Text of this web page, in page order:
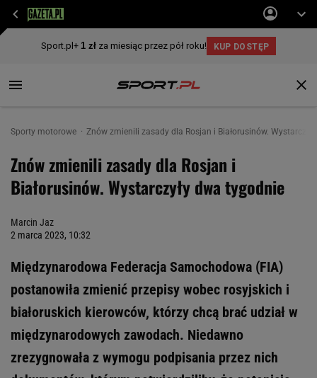
Sporty motorowe Znów zmienili zasady dla Rosjan i Białorusinów.
Znów zmienili zasady dla Rosjan i
Białorusinów. Wystarczyły dwa tygodnie
Marcin Jaz
2 marca 2023, 10:32
Międzynarodowa Federacja Samochodowa (FIA)
postanowiła zmienić przepisy wobec rosyjskich i
białoruskich kierowców, którzy chcą brać udział w
międzynarodowych zawodach. Niedawno
zrezygnowała z wymogu podpisania przez nich